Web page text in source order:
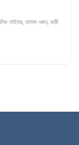
ফাইবার, হালকা ওজন, ভারী